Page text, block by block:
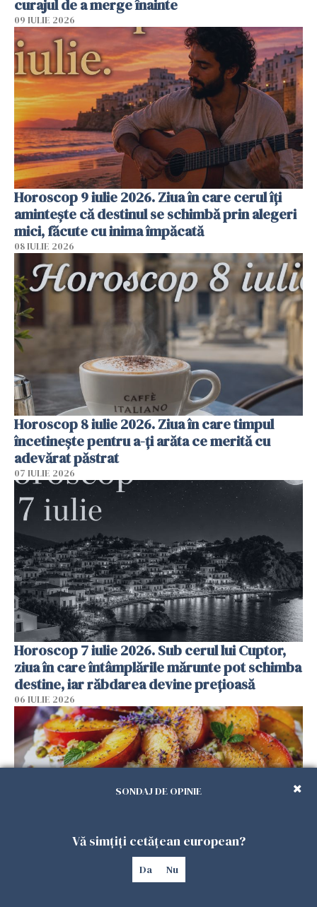
curajul de a merge înainte
09 IULIE 2026
Horoscop 9 iulie 2026. Ziua în care cerul îți
amintește că destinul se schimbă prin alegeri
mici, făcute cu inima împăcată
08 IULIE 2026
Horoscop 8 iulie 2026. Ziua în care timpul
încetinește pentru a-ți arăta ce merită cu
adevărat păstrat
07 IULIE 2026
Horoscop 7 iulie 2026. Sub cerul lui Cuptor,
ziua în care întâmplările mărunte pot schimba
destine, iar răbdarea devine prețioasă
06 IULIE 2026
Desertul perfect pentru luna iulie: Pavlova cu
SONDAJ DE OPINIE
Vă simțiți cetățean european?
Da Nu